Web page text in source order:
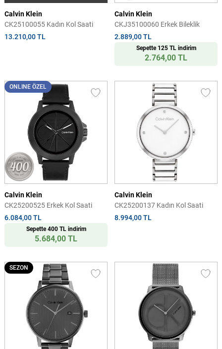
Calvin Klein
CK25100055 Kadın Kol Saati
13.210,00 TL
Calvin Klein
CKJ35100060 Erkek Bileklik
2.889,00 TL
Sepette 125 TL indirim
2.764,00 TL
ONLINE ÖZEL
Calvin Klein
CK25200525 Erkek Kol Saati
6.084,00 TL
Sepette 400 TL indirim
5.684,00 TL
Calvin Klein
CK25200137 Kadın Kol Saati
8.994,00 TL
SEZON